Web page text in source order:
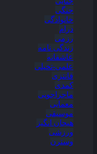
جنگی
خانوادگی
درام
رزمی
زندگی نامه
عاشقانه
علمی-تخیلی
فانتزی
کمدی
ماجراجویی
معمایی
موسیقی
هیجان انگیز
ورزشی
وسترن